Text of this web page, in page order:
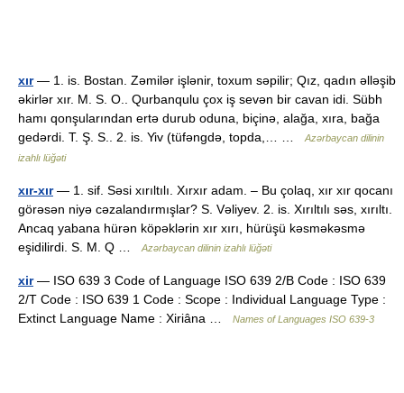
xır— 1. is. Bostan. Zəmilər işlənir, toxum səpilir; Qız, qadın əlləşib
əkirlər xır. M. S. O.. Qurbanqulu çox iş sevən bir cavan idi. Sübh
hamı qonşularından ertə durub oduna, biçinə, alağa, xıra, bağa
gedərdi. T. Ş. S.. 2. is. Yiv (tüfəngdə, topda,… …
Azərbaycan dilinin
izahlı lüğəti
xır-xır— 1. sif. Səsi xırıltılı. Xırxır adam. – Bu çolaq, xır xır qocanı
görəsən niyə cəzalandırmışlar? S. Vəliyev. 2. is. Xırıltılı səs, xırıltı.
Ancaq yabana hürən köpəklərin xır xırı, hürüşü kəsməkəsmə
eşidilirdi. S. M. Q …
Azərbaycan dilinin izahlı lüğəti
xir— ISO 639 3 Code of Language ISO 639 2/B Code : ISO 639
2/T Code : ISO 639 1 Code : Scope : Individual Language Type :
Extinct Language Name : Xiriâna …
Names of Languages ISO 639-3